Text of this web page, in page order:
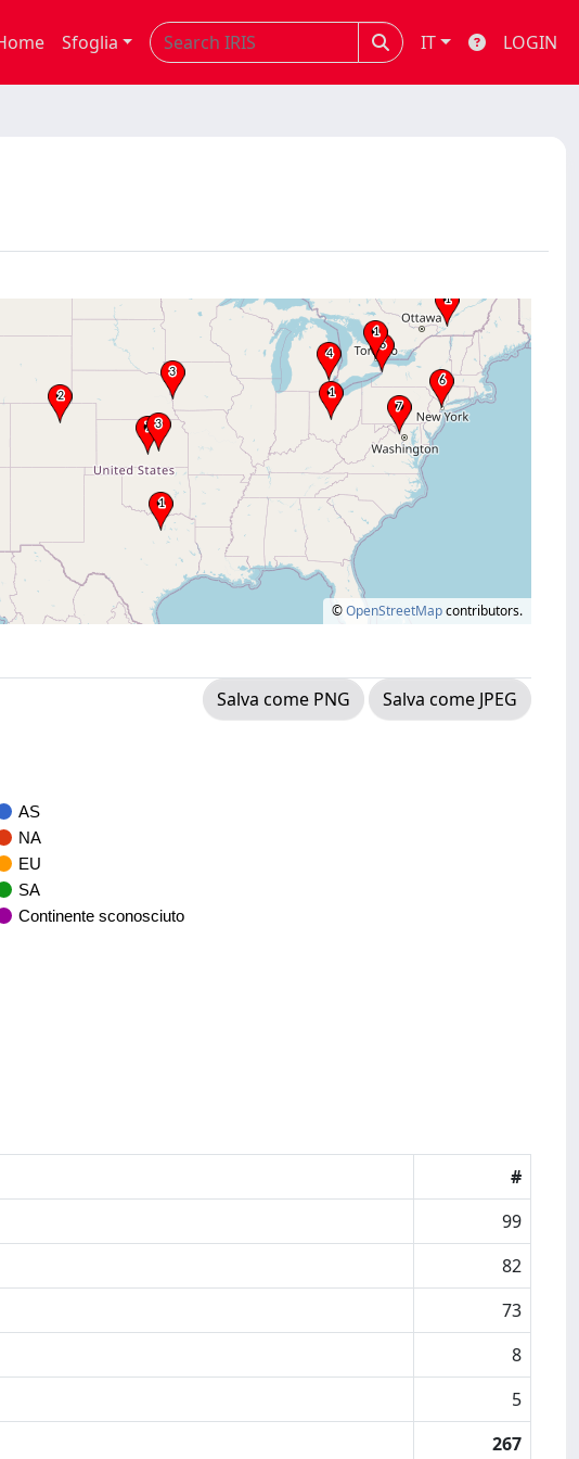
Sfoglia IT LOGIN
©OpenStreetMapcontributors.
Salva come PNG
Salva come JPEG
AS
NA
EU
SA
Continente sconosciuto
#
99
82
73
8
5
267